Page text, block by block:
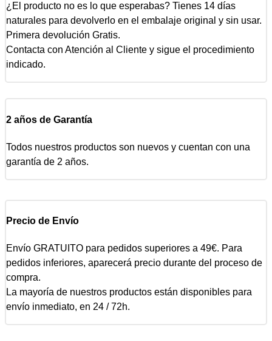
¿El producto no es lo que esperabas? Tienes 14 días
naturales para devolverlo en el embalaje original y sin usar.
Primera devolución Gratis.
Contacta con Atención al Cliente y sigue el procedimiento
indicado.
2 años de Garantía
Todos nuestros productos son nuevos y cuentan con una
garantía de 2 años.
Precio de Envío
Envío GRATUITO para pedidos superiores a 49€. Para
pedidos inferiores, aparecerá precio durante del proceso de
compra.
La mayoría de nuestros productos están disponibles para
envío inmediato, en 24 / 72h.